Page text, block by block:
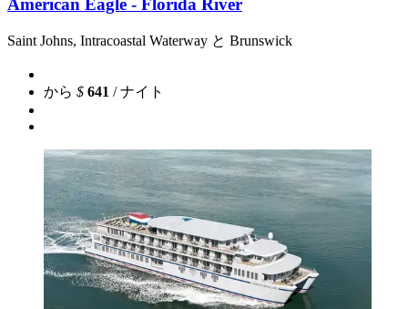
American Eagle - Florida River
Saint Johns, Intracoastal Waterway と Brunswick
から $ 641 / ナイト